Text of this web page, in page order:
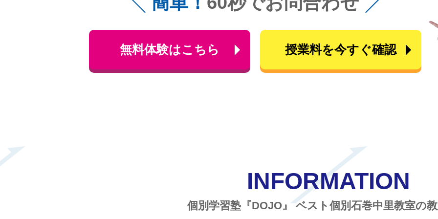
無料体験はこちら 授業料を今すぐ確認
INFORMATION
個別学習塾『DOJO』ベスト個別石巻中里教室の